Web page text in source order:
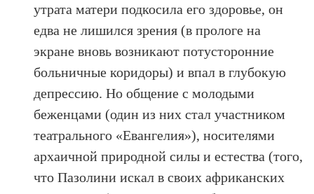
утрата матери подкосила его здоровье, он
едва не лишился зрения (в прологе на
экране вновь возникают потусторонние
больничные коридоры) и впал в глубокую
депрессию. Но общение с молодыми
беженцами (один из них стал участником
театрального «Евангелия»), носителями
архаичной природной силы и естества (того,
что Пазолини искал в своих африканских